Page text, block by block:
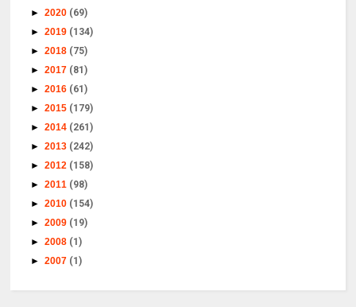
►2020 (69)
►2019 (134)
►2018 (75)
►2017 (81)
►2016 (61)
►2015 (179)
►2014 (261)
►2013 (242)
►2012 (158)
►2011 (98)
►2010 (154)
►2009 (19)
►2008 (1)
►2007 (1)